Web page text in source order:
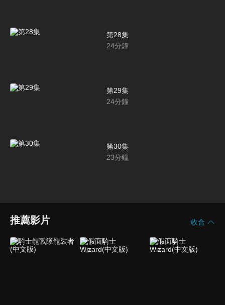
第28集
24分鐘
第29集
24分鐘
第30集
23分鐘
推薦影片 收合